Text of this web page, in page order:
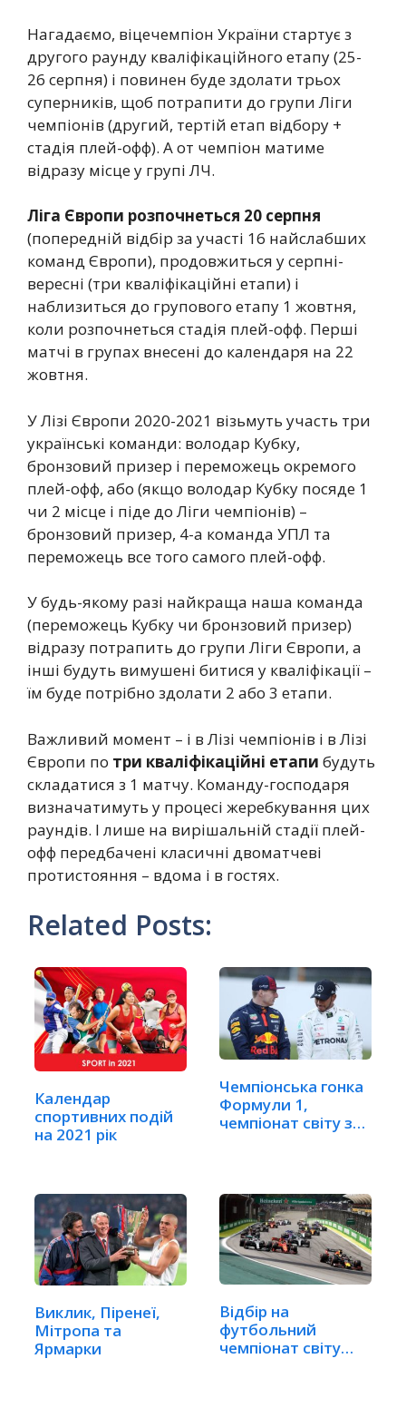
Нагадаємо, віцечемпіон України стартує з
другого раунду кваліфікаційного етапу (25-
26 серпня) і повинен буде здолати трьох
суперників, щоб потрапити до групи Ліги
чемпіонів (другий, тертій етап відбору +
стадія плей-офф). А от чемпіон матиме
відразу місце у групі ЛЧ.
Ліга Європи розпочнеться 20 серпня
(попередній відбір за участі 16 найслабших
команд Європи), продовжиться у серпні-
вересні (три кваліфікаційні етапи) і
наблизиться до групового етапу 1 жовтня,
коли розпочнеться стадія плей-офф. Перші
матчі в групах внесені до календаря на 22
жовтня.
У Лізі Європи 2020-2021 візьмуть участь три
українські команди: володар Кубку,
бронзовий призер і переможець окремого
плей-офф, або (якщо володар Кубку посяде 1
чи 2 місце і піде до Ліги чемпіонів) –
бронзовий призер, 4-а команда УПЛ та
переможець все того самого плей-офф.
У будь-якому разі найкраща наша команда
(переможець Кубку чи бронзовий призер)
відразу потрапить до групи Ліги Європи, а
інші будуть вимушені битися у кваліфікації –
їм буде потрібно здолати 2 або 3 етапи.
Важливий момент – і в Лізі чемпіонів і в Лізі
Європи по три кваліфікаційні етапи будуть
складатися з 1 матчу. Команду-господаря
визначатимуть у процесі жеребкування цих
раундів. І лише на вирішальній стадії плей-
офф передбачені класичні двоматчеві
протистояння – вдома і в гостях.
Related Posts:
Календар
спортивних подій
на 2021 рік
Чемпіонська гонка
Формули 1,
чемпіонат світу з…
Виклик, Піренеї,
Мітропа та
Ярмарки
Відбір на
футбольний
чемпіонат світу